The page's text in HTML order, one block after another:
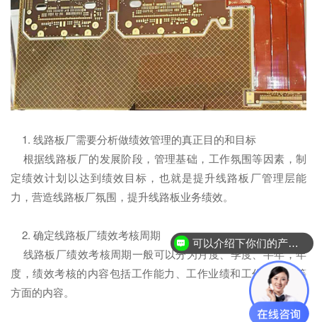
1. 线路板厂需要分析做绩效管理的真正目的和目标
根据线路板厂的发展阶段，管理基础，工作氛围等因素，制
定绩效计划以达到绩效目标，也就是提升线路板厂管理层能
力，营造线路板厂氛围，提升线路板业务绩效。
2. 确定线路板厂绩效考核周期
线路板厂绩效考核周期一般可以分为月度、季度、半年，年
度，绩效考核的内容包括工作能力、工作业绩和工作态度等等
方面的内容。
可以介绍下你们的产品么？